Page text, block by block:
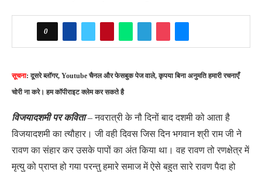
0
सूचना: दूसरे ब्लॉगर, Youtube चैनल और फेसबुक पेज वाले, कृपया बिना अनुमति हमारी रचनाएँ
चोरी ना करे। हम कॉपीराइट क्लेम कर सकते है
विजयादशमी पर कविता– नवरात्री के नौ दिनों बाद दशमी को आता है
विजयादशमी का त्यौहार। जी वही दिवस जिस दिन भगवान श्री राम जी ने
रावण का संहार कर उसके पापों का अंत किया था। वह रावण तो रणक्षेत्र में
मृत्यु को प्राप्त हो गया परन्तु हमारे समाज में ऐसे बहुत सारे रावण पैदा हो